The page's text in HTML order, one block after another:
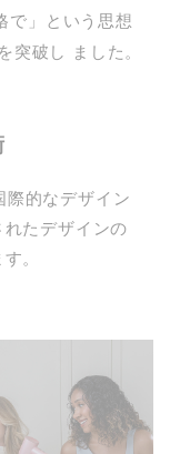
で」という思想
突破し ました。
的なデザイン
たデザインの
。